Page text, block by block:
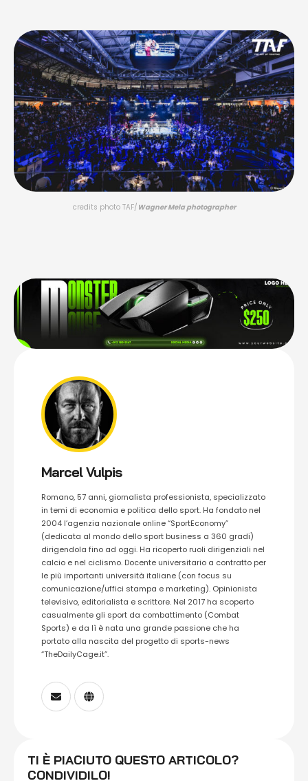
credits photo TAF/ Wagner Mela photographer
Marcel Vulpis
Romano, 57 anni, giornalista professionista, specializzato
in temi di economia e politica dello sport. Ha fondato nel
2004 l’agenzia nazionale online “SportEconomy”
(dedicata al mondo dello sport business a 360 gradi)
dirigendola fino ad oggi. Ha ricoperto ruoli dirigenziali nel
calcio e nel ciclismo. Docente universitario a contratto per
le più importanti università italiane (con focus su
comunicazione/uffici stampa e marketing). Opinionista
televisivo, editorialista e scrittore. Nel 2017 ha scoperto
casualmente gli sport da combattimento (Combat
Sports) e da lì è nata una grande passione che ha
portato alla nascita del progetto di sports-news
“TheDailyCage.it”.
TI È PIACIUTO QUESTO ARTICOLO?
CONDIVIDILO!